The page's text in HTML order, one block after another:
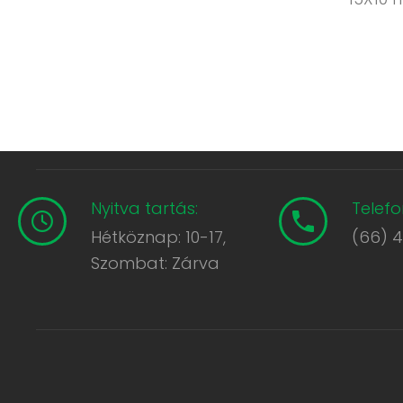
Nyitva tartás:
Hétköznap: 10-17,
Szombat: Zárva
(66)